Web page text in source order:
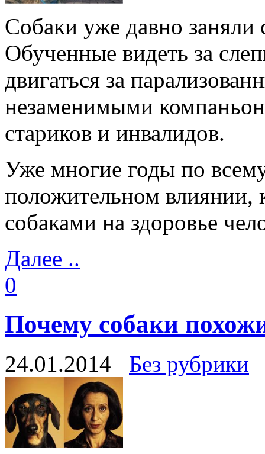
Собаки уже давно
Обученные видеть за
двигаться за
незаменимыми
стариков и инвалидов.
Уже многие годы по
положительном влиянии,
собаками на здоровье
Далее ..
0
Почему собаки
24.01.2014 Без рубрики